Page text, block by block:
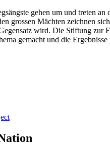
gehen um und treten
grossen Mächten zeichnen
wird. Die Stiftung
gemacht und die